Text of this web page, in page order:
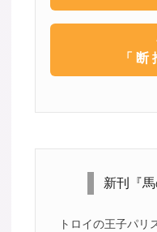
「
新刊『馬
トロイの王子パリ